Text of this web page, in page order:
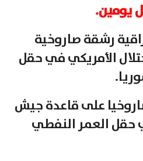
يومين.
رشقة صاروخية
الأمريكي في حقل
على قاعدة جيش
حقل العمر النفطي